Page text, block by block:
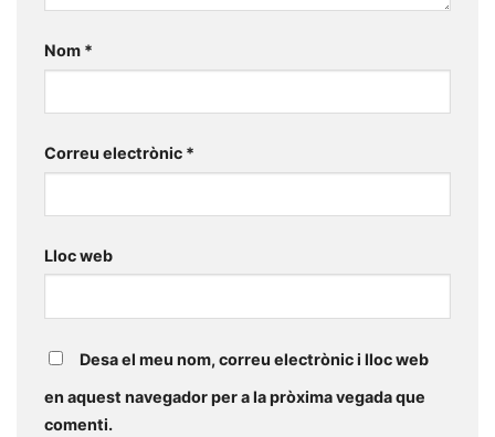
Nom *
Correu electrònic *
Lloc web
Desa el meu nom, correu electrònic i lloc web
en aquest navegador per a la pròxima vegada que
comenti.